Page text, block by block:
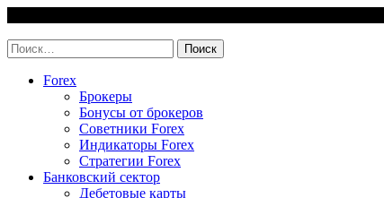
content
Найти:
Forex
Брокеры
Бонусы от брокеров
Советники Forex
Индикаторы Forex
Стратегии Forex
Банковский сектор
Дебетовые карты